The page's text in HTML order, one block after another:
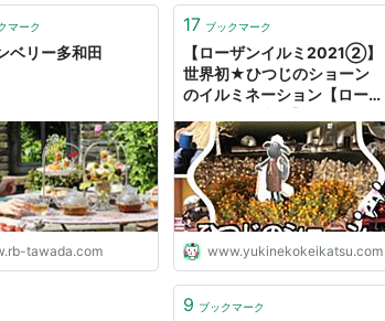
マーク
ベリー多和田
tawada.com
17 ブックマーク
【ローザンイルミ2021②】
世界初★ひつじのショーン
のイルミネーション【ローザ
滑★ブログ
www.yukinekokeikatsu.com
9 ブックマーク